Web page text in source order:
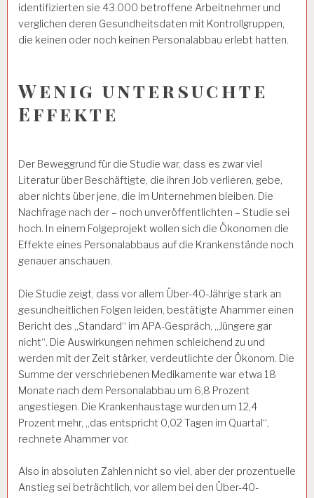
identifizierten sie 43.000 betroffene Arbeitnehmer und
verglichen deren Gesundheitsdaten mit Kontrollgruppen,
die keinen oder noch keinen Personalabbau erlebt hatten.
Wenig untersuchte
Effekte
Der Beweggrund für die Studie war, dass es zwar viel
Literatur über Beschäftigte, die ihren Job verlieren, gebe,
aber nichts über jene, die im Unternehmen bleiben. Die
Nachfrage nach der – noch unveröffentlichten – Studie sei
hoch. In einem Folgeprojekt wollen sich die Ökonomen die
Effekte eines Personalabbaus auf die Krankenstände noch
genauer anschauen.
Die Studie zeigt, dass vor allem Über-40-Jährige stark an
gesundheitlichen Folgen leiden, bestätigte Ahammer einen
Bericht des „Standard“ im APA-Gespräch, „Jüngere gar
nicht“. Die Auswirkungen nehmen schleichend zu und
werden mit der Zeit stärker, verdeutlichte der Ökonom. Die
Summe der verschriebenen Medikamente war etwa 18
Monate nach dem Personalabbau um 6,8 Prozent
angestiegen. Die Krankenhaustage wurden um 12,4
Prozent mehr, „das entspricht 0,02 Tagen im Quartal“,
rechnete Ahammer vor.
Also in absoluten Zahlen nicht so viel, aber der prozentuelle
Anstieg sei beträchtlich, vor allem bei den Über-40-